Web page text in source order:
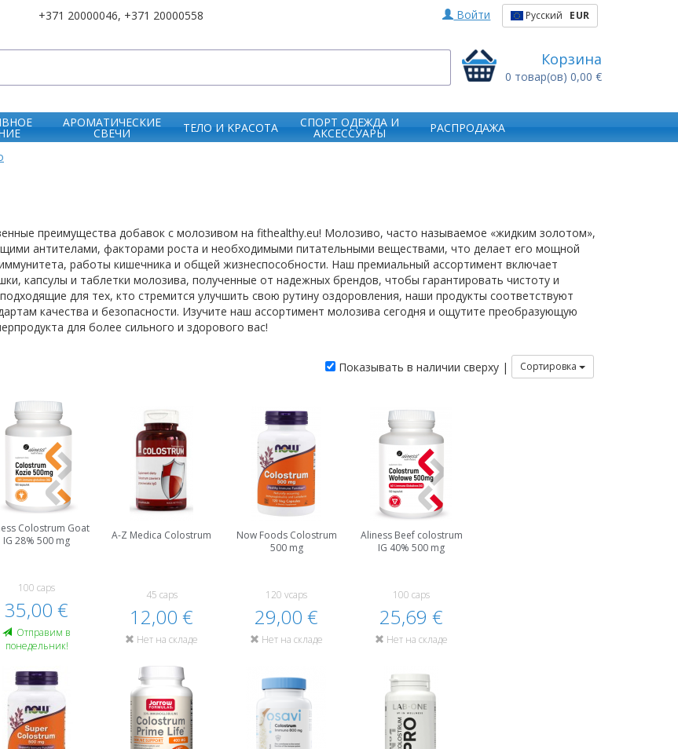
+371 20000046, +371 20000558 Войти Русский EUR
Корзина
0 товар(ов) 0,00 €
АРОМАТИЧЕСКИЕ
СВЕЧИ ТЕЛО И KРАСОТА СПОРТ ОДЕЖДА И
АКСЕССУАРЫ
РАСПРОДАЖА
преимущества добавок с молозивом на fithealthy.eu! Молозиво, часто называемое «жидким золотом»,
антителами, факторами роста и необходимыми питательными веществами, что делает его мощной
работы кишечника и общей жизнеспособности. Наш премиальный ассортимент включает
капсулы и таблетки молозива, полученные от надежных брендов, чтобы гарантировать чистоту и
для тех, кто стремится улучшить свою рутину оздоровления, наши продукты соответствуют
качества и безопасности. Изучите наш ассортимент молозива сегодня и ощутите преобразующую
для более сильного и здорового вас!
Показывать в наличии сверху | Сортировка
Colostrum Goat
IG 28% 500 mg
100 caps
35,00 €
Oтправим в
понедельник!
A-Z Medica Colostrum
45 caps
12,00 €
Нет на складе
Now Foods Colostrum
500 mg
120 vcaps
29,00 €
Нет на складе
Aliness Beef colostrum
IG 40% 500 mg
100 caps
25,69 €
Нет на складе